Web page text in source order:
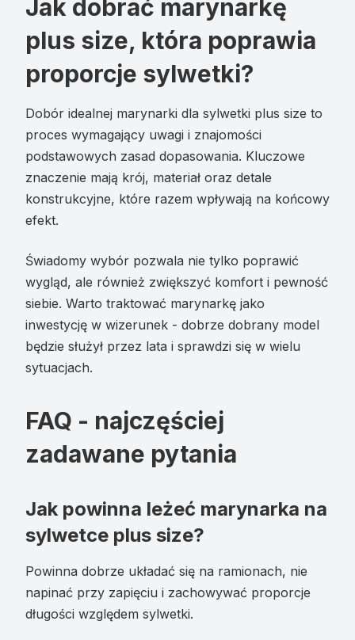
Jak dobrać marynarkę
plus size, która poprawia
proporcje sylwetki?
Dobór idealnej marynarki dla sylwetki plus size to
proces wymagający uwagi i znajomości
podstawowych zasad dopasowania. Kluczowe
znaczenie mają krój, materiał oraz detale
konstrukcyjne, które razem wpływają na końcowy
efekt.
Świadomy wybór pozwala nie tylko poprawić
wygląd, ale również zwiększyć komfort i pewność
siebie. Warto traktować marynarkę jako
inwestycję w wizerunek - dobrze dobrany model
będzie służył przez lata i sprawdzi się w wielu
sytuacjach.
FAQ - najczęściej
zadawane pytania
Jak powinna leżeć marynarka na
sylwetce plus size?
Powinna dobrze układać się na ramionach, nie
napinać przy zapięciu i zachowywać proporcje
długości względem sylwetki.